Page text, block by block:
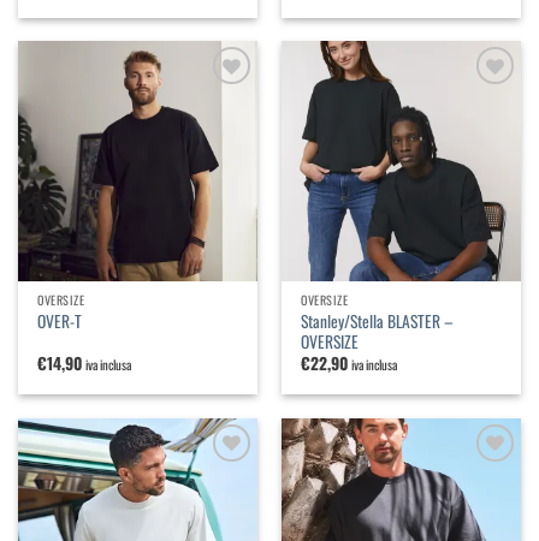
lista dei
desideri
OVERSIZE
OVER-T
€14,90iva inclusa
OVERSIZE
Stanley/Stella BLASTER –
OVERSIZE
€22,90iva inclusa
Aggiungi
lista dei
desideri
lista dei
desideri